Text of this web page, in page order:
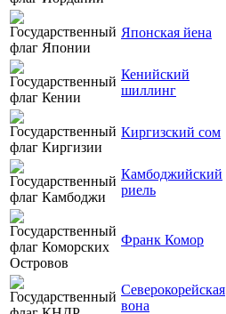
Японская йена
Кенийский
шиллинг
Киргизский сом
Камбоджийский
риель
Франк Комор
Северокорейская
вона